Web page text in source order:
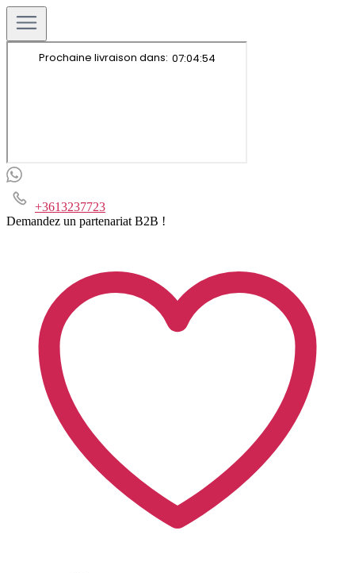
+3613237723
Demandez un partenariat B2B !